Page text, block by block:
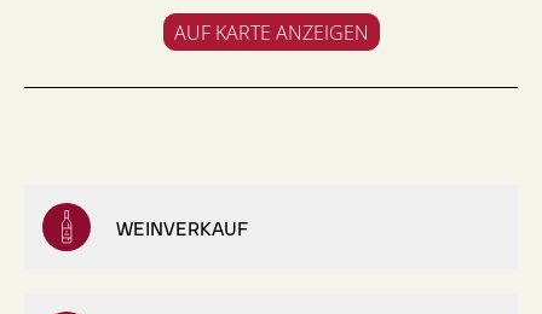
AUF KARTE ANZEIGEN
WEINVERKAUF